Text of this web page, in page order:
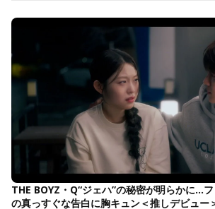
THE BOYZ・Q“ジェハ”の秘密が明らかに…
の真っすぐな告白に胸キュン＜推しデビュー